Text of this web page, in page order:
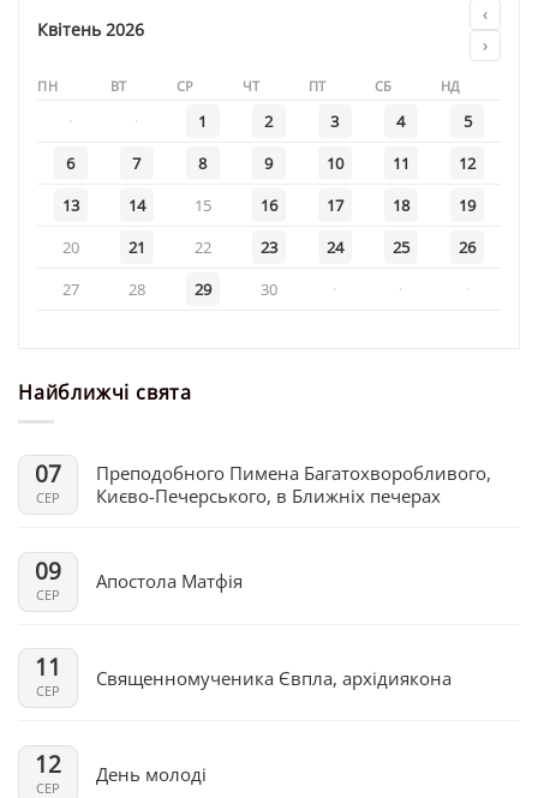
Квітень 2026
‹
›
ПН ВТ СР ЧТ ПТ СБ НД
· · 1 2 3 4
5
6
7 8 9 10 11
12
13
14 15 16 17 18
19
20
21 22 23 24 25
26
27
28 29 30 · · ·
Найближчі свята
07
СЕР
Преподобного Пимена Багатохворобливого,
Києво-Печерського, в Ближніх печерах
09
СЕР
Апостола Матфія
11
СЕР
Священномученика Євпла, архідиякона
12
СЕР
День молоді